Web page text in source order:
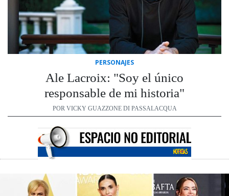
PERSONAJES
Ale Lacroix: "Soy el único
responsable de mi historia"
POR VICKY GUAZZONE DI PASSALACQUA